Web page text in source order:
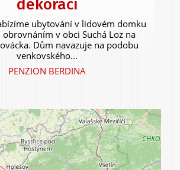
a agroturistika
dekorací
ubytování v lidovém domku
v obci Suchá Loz na
Dům navazuje na podobu
venkovského...
PENZION BERDINA